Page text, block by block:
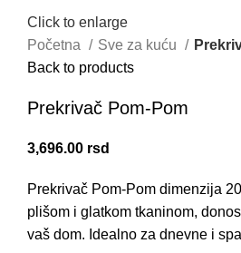
Click to enlarge
Početna
Sve za kuću
Back to products
Prekrivač Pom-Pom
3,696.00 rsd
Prekrivač Pom-Pom dimenzija
plišom i glatkom tkaninom,
vaš dom. Idealno za dnevne i